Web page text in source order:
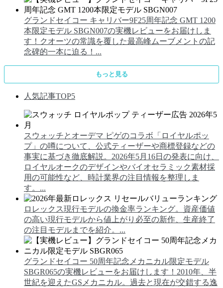
グランドセイコー キャリバー9F25周年記念 GMT 1200
本限定モデル SBGN007の実機レビューをお届けしま
す！クオーツの常識を覆した最高峰ムーブメントの記
念碑的一本に迫る！...
もっと見る
人気記事TOP5
スウォッチとオーデマ ピゲのコラボ「ロイヤルポッ
プ」の噂について、公式ティーザーや商標登録などの
事実に基づき徹底解説。2026年5月16日の発表に向け、
ロイヤルオークのデザインやバイオセラミック素材採
用の可能性など、時計業界の注目情報を整理しま
す。...
ロレックス現行モデルの換金率ランキング。資産価値
の高い現行モデルから値上がり必至の新作、生産終了
の注目モデルまでを紹介。...
グランドセイコー 50周年記念メカニカル限定モデル
SBGR065の実機レビューをお届けします！2010年、半
世紀を迎えたGSメカニカル。過去と現在が交錯する逸